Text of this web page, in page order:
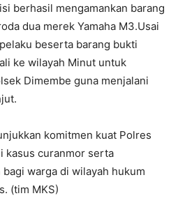
berhasil mengamankan barang
dua merek Yamaha M3.​Usai
beserta barang bukti
ke wilayah Minut untuk
Dimembe guna menjalani
komitmen kuat Polres
kasus curanmor serta
warga di wilayah hukum
(tim MKS)